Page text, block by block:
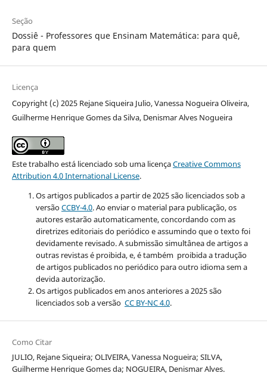
Seção
Dossiê - Professores que Ensinam Matemática: para quê,
para quem
Licença
Copyright (c) 2025 Rejane Siqueira Julio, Vanessa Nogueira Oliveira,
Guilherme Henrique Gomes da Silva, Denismar Alves Nogueira
Este trabalho está licenciado sob uma licençaCreative Commons
Attribution 4.0 International License.
Os artigos publicados a partir de 2025 são licenciados sob a
versãoCCBY-4.0. Ao enviar o material para publicação, os
autores estarão automaticamente, concordando com as
diretrizes editoriais do periódico e assumindo que o texto foi
devidamente revisado. A submissão simultânea de artigos a
outras revistas é proibida, e, é também proibida a tradução
de artigos publicados no periódico para outro idioma sem a
devida autorização.
Os artigos publicados em anos anteriores a 2025 são
licenciados sob a versão CC BY-NC 4.0.
Como Citar
JULIO, Rejane Siqueira; OLIVEIRA, Vanessa Nogueira; SILVA,
Guilherme Henrique Gomes da; NOGUEIRA, Denismar Alves.